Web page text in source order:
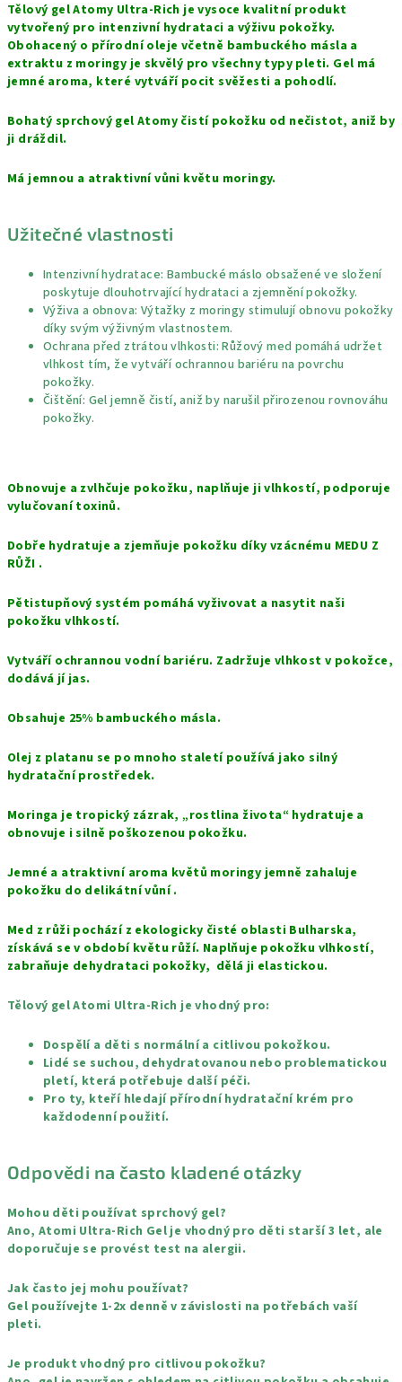
Tělový gel Atomy Ultra-Rich je vysoce kvalitní produkt
vytvořený pro intenzivní hydrataci a výživu pokožky.
Obohacený o přírodní oleje včetně bambuckého másla a
extraktu z moringy je skvělý pro všechny typy pleti. Gel má
jemné aroma, které vytváří pocit svěžesti a pohodlí.
Bohatý sprchový gel Atomy čistí pokožku od nečistot, aniž by
ji dráždil. ⠀
Má jemnou a atraktivní vůni květu moringy. ⠀
Užitečné vlastnosti
Intenzivní hydratace: Bambucké máslo obsažené ve složení
poskytuje dlouhotrvající hydrataci a zjemnění pokožky.
Výživa a obnova: Výtažky z moringy stimulují obnovu pokožky
díky svým výživným vlastnostem.
Ochrana před ztrátou vlhkosti: Růžový med pomáhá udržet
vlhkost tím, že vytváří ochrannou bariéru na povrchu
pokožky.
Čištění: Gel jemně čistí, aniž by narušil přirozenou rovnováhu
pokožky.
Obnovuje a zvlhčuje pokožku, naplňuje ji vlhkostí, podporuje
vylučovaní toxinů. ⠀
Dobře hydratuje a zjemňuje pokožku díky vzácnému MEDU Z
RŮŽI .
Pětistupňový systém pomáhá vyživovat a nasytit naši
pokožku vlhkostí.
Vytváří ochrannou vodní bariéru. Zadržuje vlhkost v pokožce,
dodává jí jas.
Obsahuje 25% bambuckého másla.
Olej z platanu se po mnoho staletí používá jako silný
hydratační prostředek.
Moringa je tropický zázrak, „rostlina života“ hydratuje a
obnovuje i silně poškozenou pokožku.
Jemné a atraktivní aroma květů moringy jemně zahaluje
pokožku do delikátní vůní .
Med z růži pochází z ekologicky čisté oblasti Bulharska,
získává se v období květu růží. Naplňuje pokožku vlhkostí,
zabraňuje dehydrataci pokožky, dělá ji elastickou.
Tělový gel Atomi Ultra-Rich je vhodný pro:
Dospělí a děti s normální a citlivou pokožkou.
Lidé se suchou, dehydratovanou nebo problematickou
pletí, která potřebuje další péči.
Pro ty, kteří hledají přírodní hydratační krém pro
každodenní použití.
Odpovědi na často kladené otázky
Mohou děti používat sprchový gel?
Ano, Atomi Ultra-Rich Gel je vhodný pro děti starší 3 let, ale
doporučuje se provést test na alergii.
Jak často jej mohu používat?
Gel používejte 1-2x denně v závislosti na potřebách vaší
pleti.
Je produkt vhodný pro citlivou pokožku?